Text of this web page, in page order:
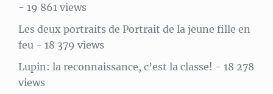
- 19 861 views
Les deux portraits de Portrait de la jeune fille en
feu - 18 379 views
Lupin: la reconnaissance, c’est la classe! - 18 278
views